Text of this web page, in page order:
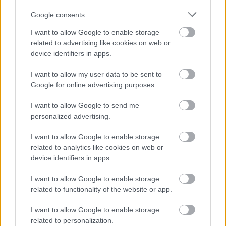
Google consents
I want to allow Google to enable storage
related to advertising like cookies on web or
device identifiers in apps.
I want to allow my user data to be sent to
Google for online advertising purposes.
I want to allow Google to send me
personalized advertising.
I want to allow Google to enable storage
related to analytics like cookies on web or
device identifiers in apps.
I want to allow Google to enable storage
related to functionality of the website or app.
I want to allow Google to enable storage
related to personalization.
Egy Call of Duty: Modern
Warfare 2 rajongó
olajfestményt készített a
legismertebb pályáról
Hunter_GS|2024 augusztus 21. 13:04
Nem hinnétek, hogy micsoda művészek
bujkálnak a Call of Duty rajongótáborában.